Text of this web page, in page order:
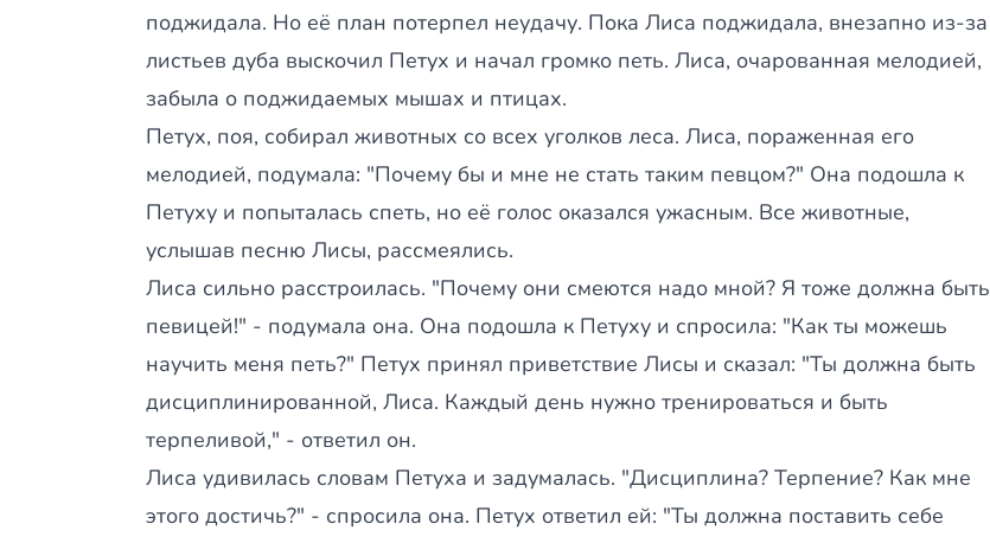
поджидала. Но её план потерпел неудачу. Пока Лиса поджидала, внезапно из-за
листьев дуба выскочил Петух и начал громко петь. Лиса, очарованная мелодией,
забыла о поджидаемых мышах и птицах.
Петух, поя, собирал животных со всех уголков леса. Лиса, пораженная его
мелодией, подумала: "Почему бы и мне не стать таким певцом?" Она подошла к
Петуху и попыталась спеть, но её голос оказался ужасным. Все животные,
услышав песню Лисы, рассмеялись.
Лиса сильно расстроилась. "Почему они смеются надо мной? Я тоже должна быть
певицей!" - подумала она. Она подошла к Петуху и спросила: "Как ты можешь
научить меня петь?" Петух принял приветствие Лисы и сказал: "Ты должна быть
дисциплинированной, Лиса. Каждый день нужно тренироваться и быть
терпеливой," - ответил он.
Лиса удивилась словам Петуха и задумалась. "Дисциплина? Терпение? Как мне
этого достичь?" - спросила она. Петух ответил ей: "Ты должна поставить себе